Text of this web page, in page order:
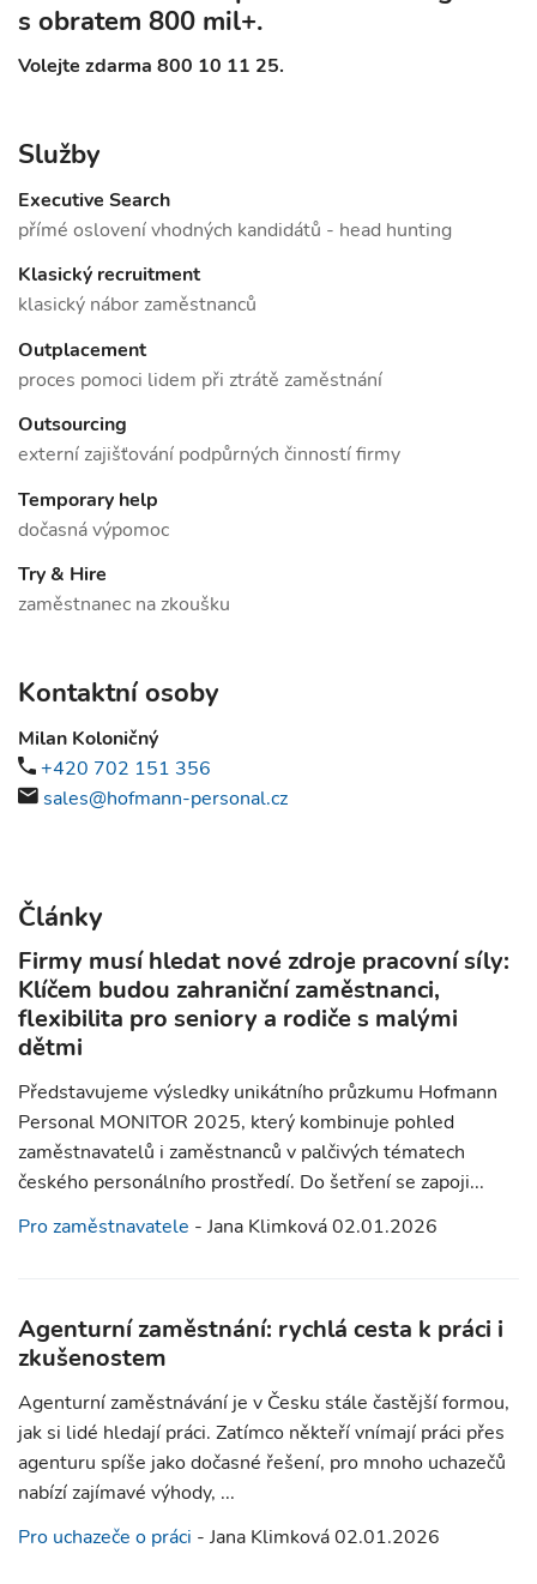
s obratem 800 mil+.
Volejte zdarma 800 10 11 25.
Služby
Executive Search
přímé oslovení vhodných kandidátů - head hunting
Klasický recruitment
klasický nábor zaměstnanců
Outplacement
proces pomoci lidem při ztrátě zaměstnání
Outsourcing
externí zajišťování podpůrných činností firmy
Temporary help
dočasná výpomoc
Try & Hire
zaměstnanec na zkoušku
Kontaktní osoby
Milan Koloničný
+420 702 151 356
sales@hofmann-personal.cz
Články
Firmy musí hledat nové zdroje pracovní síly:
Klíčem budou zahraniční zaměstnanci,
flexibilita pro seniory a rodiče s malými
dětmi
Představujeme výsledky unikátního průzkumu Hofmann
Personal MONITOR 2025, který kombinuje pohled
zaměstnavatelů i zaměstnanců v palčivých tématech
českého personálního prostředí. Do šetření se zapoji...
Pro zaměstnavatele - Jana Klimková 02.01.2026
Agenturní zaměstnání: rychlá cesta k práci i
zkušenostem
Agenturní zaměstnávání je v Česku stále častější formou,
jak si lidé hledají práci. Zatímco někteří vnímají práci přes
agenturu spíše jako dočasné řešení, pro mnoho uchazečů
nabízí zajímavé výhody, ...
Pro uchazeče o práci - Jana Klimková 02.01.2026